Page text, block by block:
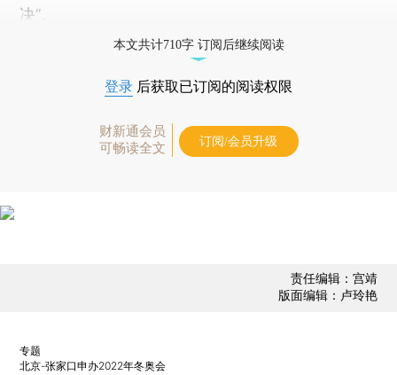
决”。
本文共计710字 订阅后继续阅读
登录 后获取已订阅的阅读权限
财新通会员
可畅读全文
订阅/会员升级
责任编辑：宫靖
版面编辑：卢玲艳
专题
北京-张家口申办2022年冬奥会